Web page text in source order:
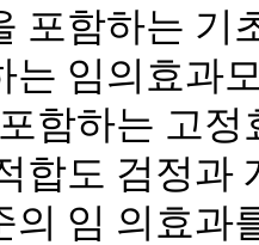
포함하는 기
는 임의효과
함하는 고
합도 검정과
의 임 의효과